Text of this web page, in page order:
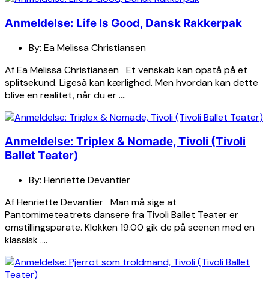
Anmeldelse: Life Is Good, Dansk Rakkerpak
By: Ea Melissa Christiansen
Af Ea Melissa Christiansen Et venskab kan opstå på et
splitsekund. Ligeså kan kærlighed. Men hvordan kan dette
blive en realitet, når du er ….
Anmeldelse: Triplex & Nomade, Tivoli (Tivoli
Ballet Teater)
By: Henriette Devantier
Af Henriette Devantier Man må sige at
Pantomimeteatrets dansere fra Tivoli Ballet Teater er
omstillingsparate. Klokken 19.00 gik de på scenen med en
klassisk ….